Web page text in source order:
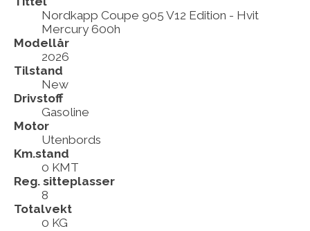
Nordkapp Coupe 905 V12 Edition - Hvit
Mercury 600h
Modellår
2026
Tilstand
New
Drivstoff
Gasoline
Motor
Utenbords
Km.stand
0 KMT
Reg. sitteplasser
8
Totalvekt
0 KG